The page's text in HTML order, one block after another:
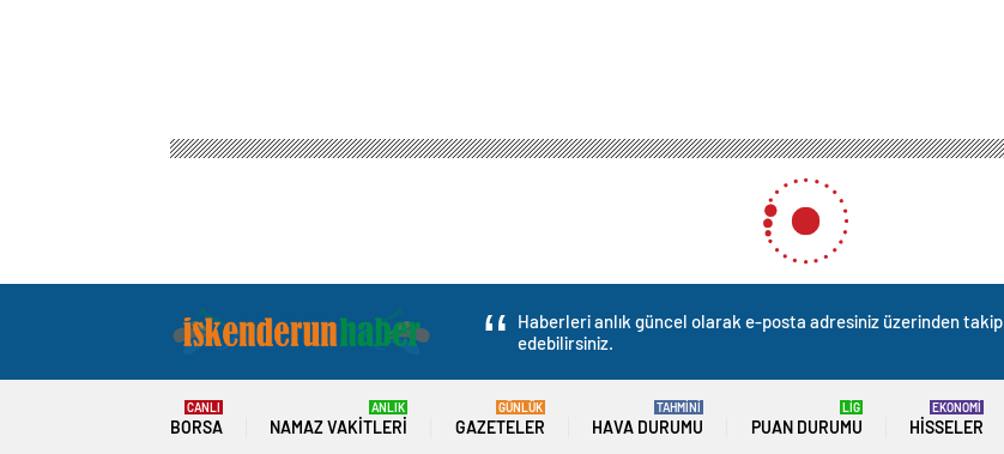
Haberleri anlık güncel olarak e-posta adresiniz üzerinden takip
edebilirsiniz.
BORSA
CANLI
NAMAZ VAKITLERI
ANLIK
GAZETELER
GÜNLÜK
HAVA DURUMU
TAHMİNİ
PUAN DURUMU
LİG
HISSELER
EKONOMİ